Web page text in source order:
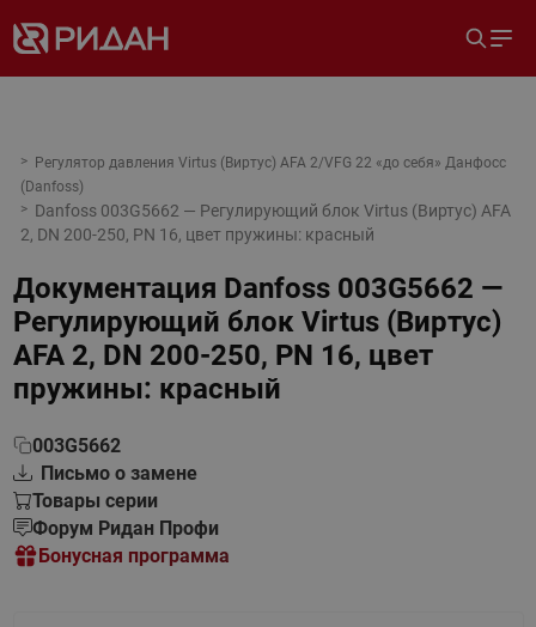
Регулятор давления Virtus (Виртус) AFA 2/VFG 22 «до себя» Данфосс
(Danfoss)
Danfoss 003G5662 — Регулирующий блок Virtus (Виртус) AFA
2, DN 200-250, PN 16, цвет пружины: красный
Документация Danfoss 003G5662 —
Регулирующий блок Virtus (Виртус)
AFA 2, DN 200-250, PN 16, цвет
пружины: красный
003G5662
Письмо о замене
Товары серии
Форум Ридан Профи
Бонусная программа